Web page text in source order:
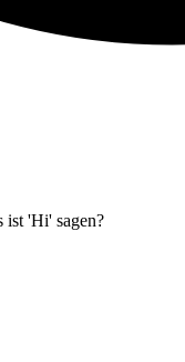
ist 'Hi' sagen?